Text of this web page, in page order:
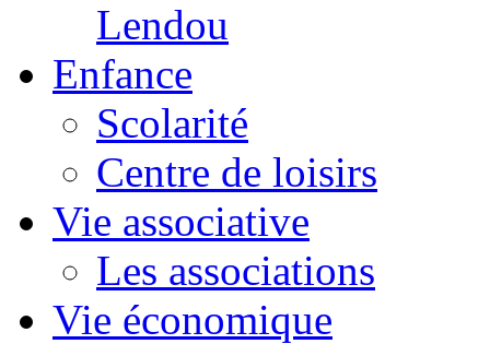
Lendou
Enfance
Scolarité
Centre de loisirs
Vie associative
Les associations
Vie économique